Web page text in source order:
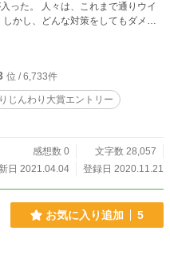
で通りウイ
かし、どんな対策をしてもダメだ
機関が、各
国同士を、行き来出来なくした。
元に戻すためにそういう願いを抱き
位 / 6,733件
じんわり大賞エントリー
感想数 0
文字数 28,057
日 2021.04.04
登録日 2020.11.21
お気に入り追加 5